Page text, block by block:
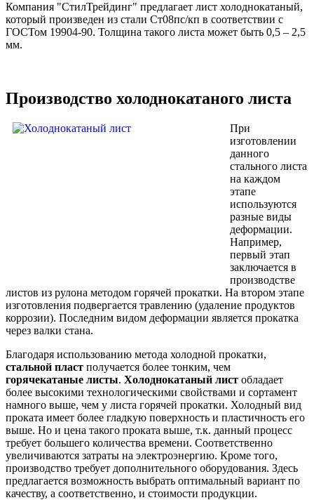
Компания "СтилТрейдинг" предлагает лист холоднокатаный,
который произведен из стали Ст08пс/кп в соответствии с
ГОСТом 19904-90. Толщина такого листа может быть 0,5 – 2,5
мм.
Производство холоднокатаного листа
При
изготовлении
данного
стального листа
на каждом
этапе
используются
разные виды
деформации.
Например,
первый этап
заключается в
производстве
листов из рулона методом горячей прокатки. На втором этапе
изготовления подвергается травлению (удаление продуктов
коррозии). Последним видом деформации является прокатка
через валки стана.
Благодаря использованию метода холодной прокатки,
стальной пласт получается более тонким, чем
горячекатаные листы. Холоднокатаный лист обладает
более высокими технологическими свойствами и сортамент
намного выше, чем у листа горячей прокатки. Холодный вид
проката имеет более гладкую поверхность и пластичность его
выше. Но и цена такого проката выше, т.к. данный процесс
требует большего количества времени. Соответственно
увеличиваются затраты на электроэнергию. Кроме того,
производство требует дополнительного оборудования. Здесь
предлагается возможность выбрать оптимальный вариант по
качеству, а соответственно, и стоимости продукции.